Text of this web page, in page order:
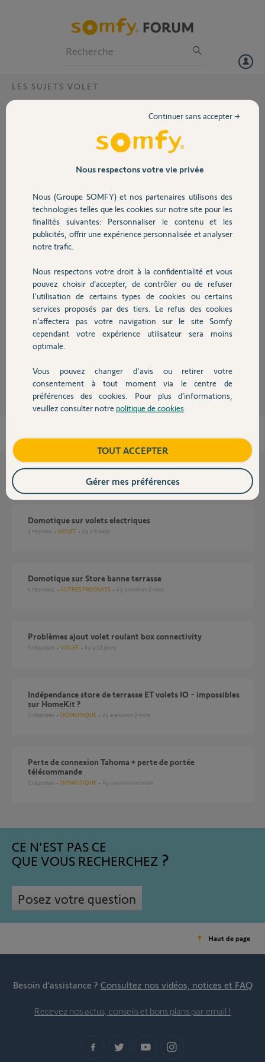
Volet
Sécurité
Domotique
Chauffage
Autres produits
Devis avec un pro
Contact
LES SUJETS VOLET
Mon installation somfy de volet roulant avec ce type de boitier
Smoove Origin RTS est-il compatible domotique Freebox delta ?
Faut-il faire une installation particulière ?
Nicolas B.
il y a plus de 7 ans
Participer au fil de discussion
Réponses
Oui vos VR sont compatible à l'offre Delta Free.
Pour l'affectation des VR à leur Box il faudra contacter leur service
conso.
Questions liées
domotique sur volets electriques
1 réponse VOLET il y a 6 mois
Domotique sur Store banne terrasse
4 réponses AUTRES PRODUITS il y a environ 2 mois
Problèmes ajout volet roulant box connectivity
3 réponses VOLET il y a 12 jours
Indépendance store de terrasse ET volets IO - impossibles
sur HomeKit ?
3 réponses DOMOTIQUE il y a environ 2 mois
perte de connexion Tahoma + perte de portée
télécommande
2 réponses DOMOTIQUE il y a environ un mois
CE N'EST PAS CE
QUE VOUS RECHERCHEZ
Posez votre question
Haut de page
Besoin d’assistance ? Consultez nos vidéos, notices et FAQ
Recevez nos actus, conseils et bons plans par email !
Nous respectons votre vie privée
Nous (Groupe SOMFY) et nos partenaires utilisons des
technologies telles que les cookies sur notre site pour les
finalités suivantes: Personnaliser le contenu et les
publicités, offrir une expérience personnalisée et analyser
notre trafic.
Nous respectons votre droit à la confidentialité et vous
pouvez choisir d’accepter, de contrôler ou de refuser
l'utilisation de certains types de cookies ou certains
services proposés par des tiers. Le refus des cookies
n’affectera pas votre navigation sur le site Somfy
cependant votre expérience utilisateur sera moins
optimale.
Vous pouvez changer d'avis ou retirer votre
consentement à tout moment via le centre de
préférences des cookies. Pour plus d’informations,
veuillez consulter notre politique de cookies
Continuer sans accepter →
TOUT ACCEPTER
Gérer mes préférences